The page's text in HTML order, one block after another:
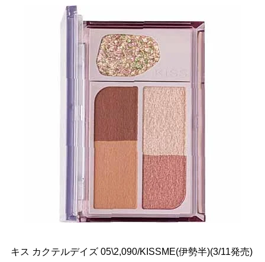
キス カクテルデイズ 05\2,090/KISSME(伊勢半)(3/11発売)